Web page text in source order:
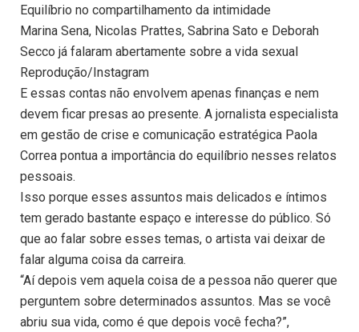
Equilíbrio no compartilhamento da intimidade
Marina Sena, Nicolas Prattes, Sabrina Sato e Deborah
Secco já falaram abertamente sobre a vida sexual
Reprodução/Instagram
E essas contas não envolvem apenas finanças e nem
devem ficar presas ao presente. A jornalista especialista
em gestão de crise e comunicação estratégica Paola
Correa pontua a importância do equilíbrio nesses relatos
pessoais.
Isso porque esses assuntos mais delicados e íntimos
tem gerado bastante espaço e interesse do público. Só
que ao falar sobre esses temas, o artista vai deixar de
falar alguma coisa da carreira.
“Aí depois vem aquela coisa de a pessoa não querer que
perguntem sobre determinados assuntos. Mas se você
abriu sua vida, como é que depois você fecha?”,